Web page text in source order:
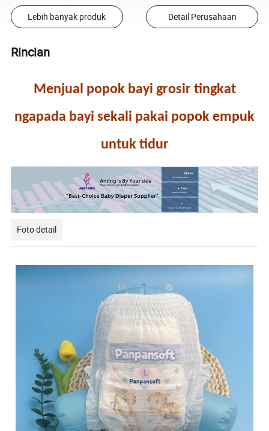
Lebih banyak produk Detail Perusahaan
Rincian
Menjual popok bayi grosir tingkat
ngapada bayi sekali pakai popok empuk
untuk tidur
Foto detail